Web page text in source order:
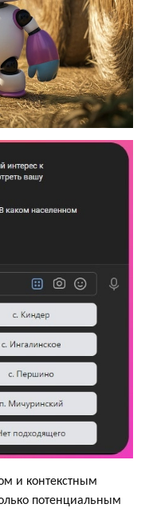
и контекстным
потенциальным